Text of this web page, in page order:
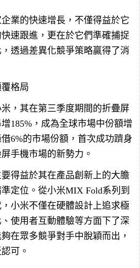
業的快速增長，不僅得益於它
速跟進，更在於它們準確捕捉
透過差異化競爭策略贏得了消
格局
，其在第三季度期間的折疊屏
185%，成為全球市場中份額增
6%的市場份額，首次成功躋身
手機市場的新勢力。
得益於其在產品創新上的大膽
定位。從小米MIX Fold系列到
小米不僅在硬體設計上追求極
使用者互動體驗等方面下了深
在眾多競爭對手中脫穎而出，
可。